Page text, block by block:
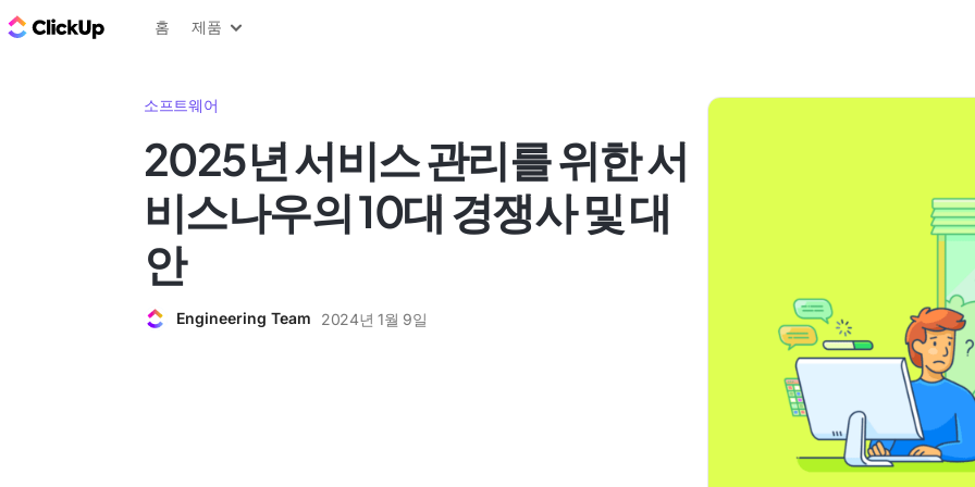
ClickUp 블로그
홈 제품
소프트웨어
2025년 서비스 관리를 위한 서
비스나우의 10대 경쟁사 및 대
안
Engineering Team 2024년 1월 9일